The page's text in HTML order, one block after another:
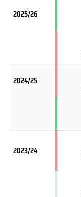
2025/26
2024/25
2023/24